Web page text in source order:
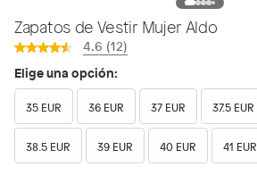
Zapatos de Vestir Mujer Aldo
4.6 (12)
Elige una opción:
35 EUR 36 EUR 37 EUR 37.5 EUR
38.5 EUR 39 EUR 40 EUR 41 EUR